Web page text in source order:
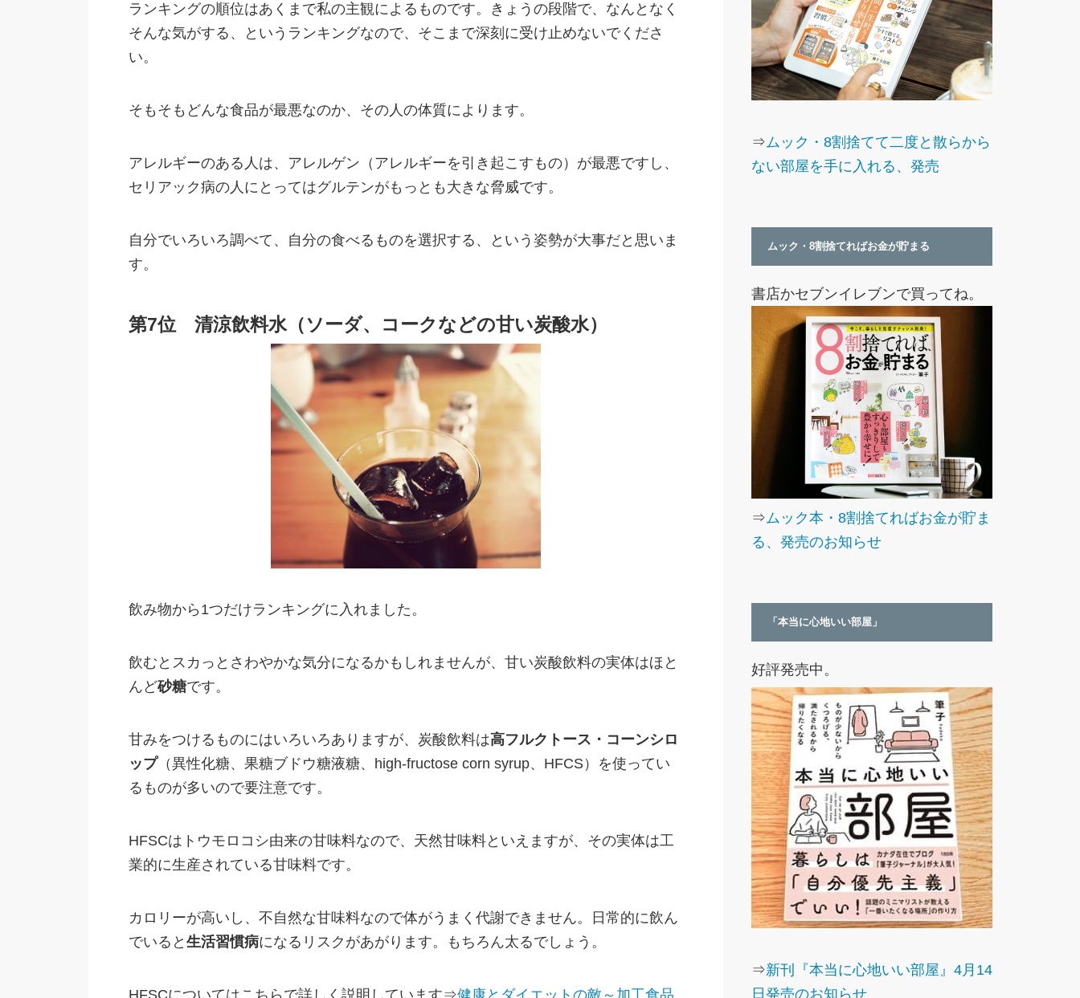
ランキングの順位はあくまで私の主観によるものです。きょうの段階で、なんとなく
そんな気がする、というランキングなので、そこまで深刻に受け止めないでくださ
い。
そもそもどんな食品が最悪なのか、その人の体質によります。
アレルギーのある人は、アレルゲン（アレルギーを引き起こすもの）が最悪ですし、
セリアック病の人にとってはグルテンがもっとも大きな脅威です。
自分でいろいろ調べて、自分の食べるものを選択する、という姿勢が大事だと思いま
す。
第7位 清涼飲料水（ソーダ、コークなどの甘い炭酸水）
飲み物から1つだけランキングに入れました。
飲むとスカっとさわやかな気分になるかもしれませんが、甘い炭酸飲料の実体はほと
んど砂糖です。
甘みをつけるものにはいろいろありますが、炭酸飲料は高フルクトース・コーンシロ
ップ（異性化糖、果糖ブドウ糖液糖、high-fructose corn syrup、HFCS）を使ってい
るものが多いので要注意です。
HFSCはトウモロコシ由来の甘味料なので、天然甘味料といえますが、その実体は工
業的に生産されている甘味料です。
カロリーが高いし、不自然な甘味料なので体がうまく代謝できません。日常的に飲ん
でいると 生活習慣病になるリスクがあがります。もちろん太るでしょう。
⇒ムック・8割捨てて二度と散らから
ない部屋を手に入れる、発売
ムック・8割捨てればお金が貯まる
書店かセブンイレブンで買ってね。
⇒ムック本・8割捨てればお金が貯ま
る、発売のお知らせ
「本当に心地いい部屋」
好評発売中。
⇒新刊『本当に心地いい部屋』4月14
日発売のお知らせ